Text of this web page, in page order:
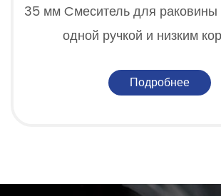
35 мм Cмеситель для раковины
одной ручкой и низким
Подробнее